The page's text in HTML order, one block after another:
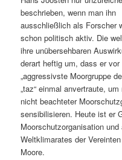
i
n
g
e
n
p
r
i
n
g
e
beschrieben, wenn man ihn
ausschließlich als Forscher
schon politisch aktiv. Die
ihre unübersehbaren
derart heftig um, dass er
„aggressivste Moorgruppe
„taz“ einmal anvertraute,
nicht beachteter
sensibilisieren. Heute ist er
Moorschutzorganisation
Weltklimarates der
Moore.